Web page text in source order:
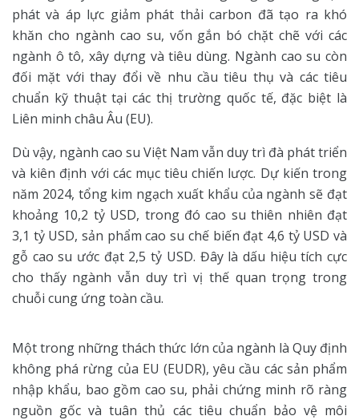
phát và áp lực giảm phát thải carbon đã tạo ra khó
khăn cho ngành cao su, vốn gắn bó chặt chẽ với các
ngành ô tô, xây dựng và tiêu dùng. Ngành cao su còn
đối mặt với thay đổi về nhu cầu tiêu thụ và các tiêu
chuẩn kỹ thuật tại các thị trường quốc tế, đặc biệt là
Liên minh châu Âu (EU).
Dù vậy, ngành cao su Việt Nam vẫn duy trì đà phát triển
và kiên định với các mục tiêu chiến lược. Dự kiến trong
năm 2024, tổng kim ngạch xuất khẩu của ngành sẽ đạt
khoảng 10,2 tỷ USD, trong đó cao su thiên nhiên đạt
3,1 tỷ USD, sản phẩm cao su chế biến đạt 4,6 tỷ USD và
gỗ cao su ước đạt 2,5 tỷ USD. Đây là dấu hiệu tích cực
cho thấy ngành vẫn duy trì vị thế quan trọng trong
chuỗi cung ứng toàn cầu.
Một trong những thách thức lớn của ngành là Quy định
không phá rừng của EU (EUDR), yêu cầu các sản phẩm
nhập khẩu, bao gồm cao su, phải chứng minh rõ ràng
nguồn gốc và tuân thủ các tiêu chuẩn bảo vệ môi